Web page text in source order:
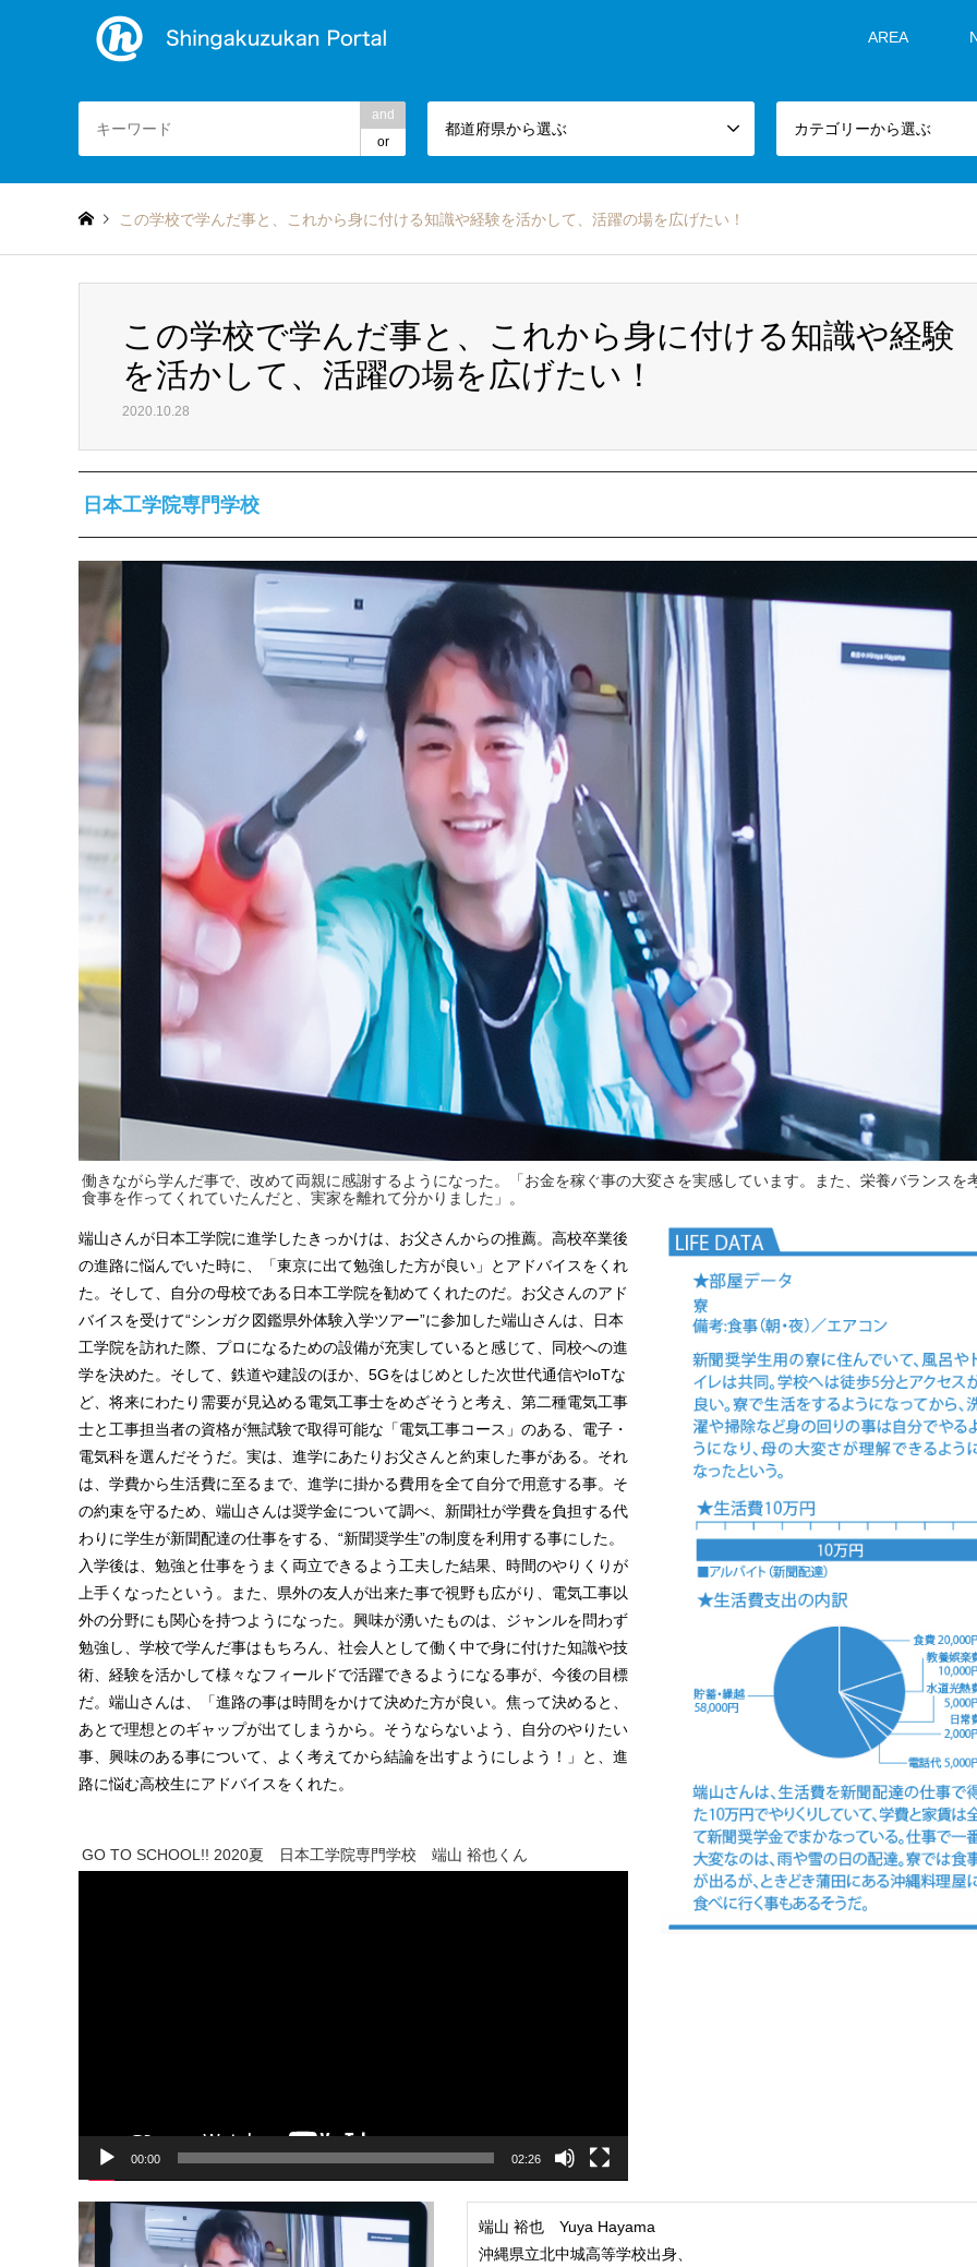
AREA
and
or
都道府県から選ぶ カテゴリーから選ぶ
この学校で学んだ事と、これから身に付ける知識や経験を活かして、活躍の場を広げたい！
この学校で学んだ事と、これから身に付ける知識や経験
を活かして、活躍の場を広げたい！
2020.10.28
日本工学院専門学校
働きながら学んだ事で、改めて両親に感謝するようになった。「お金を稼ぐ事の大変さを実感しています。また、栄養バランスを
食事を作ってくれていたんだと、実家を離れて分かりました」。
端山さんが日本工学院に進学したきっかけは、お父さんからの推薦。高校卒業後
の進路に悩んでいた時に、「東京に出て勉強した方が良い」とアドバイスをくれ
た。そして、自分の母校である日本工学院を勧めてくれたのだ。お父さんのアド
バイスを受けて“シンガク図鑑県外体験入学ツアー”に参加した端山さんは、日本
工学院を訪れた際、プロになるための設備が充実していると感じて、同校への進
学を決めた。そして、鉄道や建設のほか、5Gをはじめとした次世代通信やIoTな
ど、将来にわたり需要が見込める電気工事士をめざそうと考え、第二種電気工事
士と工事担当者の資格が無試験で取得可能な「電気工事コース」のある、電子・
電気科を選んだそうだ。実は、進学にあたりお父さんと約束した事がある。それ
は、学費から生活費に至るまで、進学に掛かる費用を全て自分で用意する事。そ
の約束を守るため、端山さんは奨学金について調べ、新聞社が学費を負担する代
わりに学生が新聞配達の仕事をする、“新聞奨学生”の制度を利用する事にした。
入学後は、勉強と仕事をうまく両立できるよう工夫した結果、時間のやりくりが
上手くなったという。また、県外の友人が出来た事で視野も広がり、電気工事以
外の分野にも関心を持つようになった。興味が湧いたものは、ジャンルを問わず
勉強し、学校で学んだ事はもちろん、社会人として働く中で身に付けた知識や技
術、経験を活かして様々なフィールドで活躍できるようになる事が、今後の目標
だ。端山さんは、「進路の事は時間をかけて決めた方が良い。焦って決めると、
あとで理想とのギャップが出てしまうから。そうならないよう、自分のやりたい
事、興味のある事について、よく考えてから結論を出すようにしよう！」と、進
路に悩む高校生にアドバイスをくれた。
GO TO SCHOOL!! 2020夏 日本工学院専門学校 端山 裕也くん
00:00 02:26
端山 裕也 Yuya Hayama
沖縄県立北中城高等学校出身、